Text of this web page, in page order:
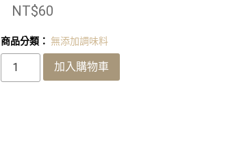
NT$60
商品分類： 無添加調味料
加入購物車